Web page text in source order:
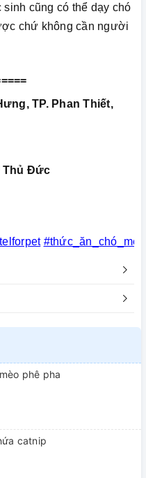
sinh cũng có thể dạy chó
chứ không cần người
TP. Phan Thiết,
Thủ Đức
#thức_ăn_chó_mèo
phê pha
catnip